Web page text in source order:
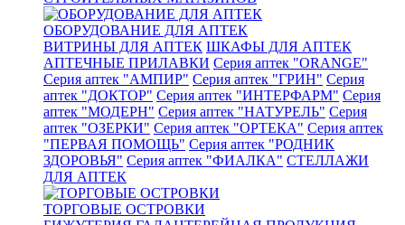
ОБОРУДОВАНИЕ ДЛЯ АПТЕК
ВИТРИНЫ ДЛЯ АПТЕК ШКАФЫ ДЛЯ АПТЕК
АПТЕЧНЫЕ ПРИЛАВКИ Серия аптек "ORANGE"
Серия аптек "АМПИР" Серия аптек "ГРИН" Серия
аптек "ДОКТОР" Серия аптек "ИНТЕРФАРМ" Серия
аптек "МОДЕРН" Серия аптек "НАТУРЕЛЬ" Серия
аптек "ОЗЕРКИ" Серия аптек "ОРТЕКА" Серия аптек
"ПЕРВАЯ ПОМОЩЬ" Серия аптек "РОДНИК
ЗДОРОВЬЯ" Серия аптек "ФИАЛКА" СТЕЛЛАЖИ
ДЛЯ АПТЕК
ТОРГОВЫЕ ОСТРОВКИ